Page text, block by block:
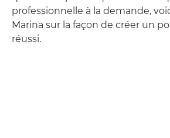
professionnelle à la demande,
Marina sur la façon de créer un
réussi.